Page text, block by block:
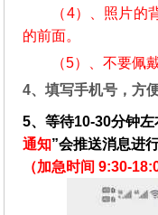
（4）、照片的
的前面。
（5）、不要佩
4、填写手机号，方
5、等待10-30分钟
通知”会推送消息进
（加急时间 9:30-